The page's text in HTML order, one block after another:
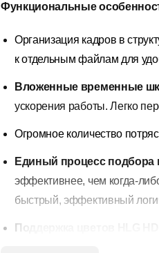
Функциональные
Организация кадров в
к отдельным файлам для
Вложенные временные
ускорения работы. Легко
Огромное количество
Единый процесс подбора
эффективнее, чем когда-
быстрый, эффективный
Поддержка цветов HLG